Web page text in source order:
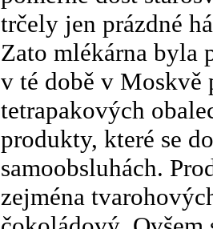
trčely jen prázdné
Zato mlékárna byla
v té době v
tetrapakových
produkty, které se
samoobsluhách.
zejména